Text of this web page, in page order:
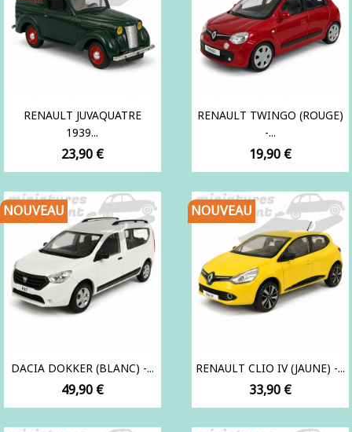
RENAULT JUVAQUATRE
1939...
Prix
23,90 €
RENAULT TWINGO (ROUGE)
-...
Prix
19,90 €
DACIA DOKKER (BLANC) -...
Prix
49,90 €
NOUVEAU
RENAULT CLIO IV (JAUNE) -...
Prix
33,90 €
NOUVEAU